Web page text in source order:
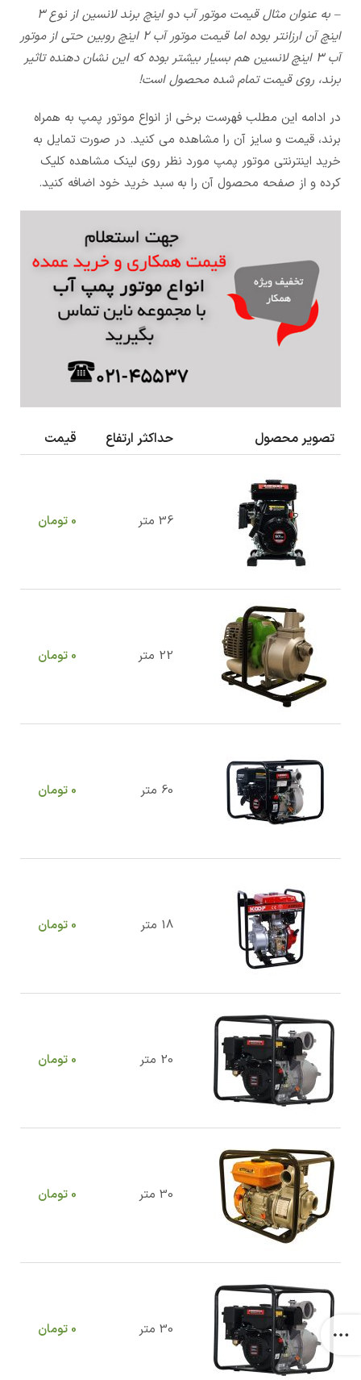
– به عنوان مثال قیمت موتور آب دو اینچ برند لانسین از نوع 3
اینچ آن ارزانتر بوده اما قیمت موتور آب 2 اینچ روبین حتی از موتور
آب 3 اینچ لانسین هم بسیار بیشتر بوده که این نشان دهنده تاثیر
برند، روی قیمت تمام شده محصول است!
در ادامه این مطلب فهرست برخی از انواع موتور پمپ به همراه
برند، قیمت و سایز آن را مشاهده می کنید. در صورت تمایل به
خرید اینترنتی موتور پمپ مورد نظر روی لینک مشاهده کلیک
کرده و از صفحه محصول آن را به سبد خرید خود اضافه کنید.
تصویر محصول حداکثر ارتفاع قیمت
36 متر 0 تومان
22 متر 0 تومان
60 متر 0 تومان
18 متر 0 تومان
20 متر 0 تومان
30 متر 0 تومان
30 متر 0 تومان